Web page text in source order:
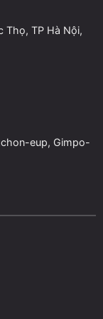
Thọ, TP Hà Nội,
eup, Gimpo-